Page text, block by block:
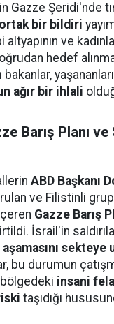
Gazze Şeridi'nde
ortak bir bildiri
altyapının ve
hedef
bakanlar,
ağır bir ihlali
Barış Planı
ABD Başkanı
ve Filistinli
Gazze Barış
İsrail'in
sekteye
bu durumun
bölgedeki insani
taşıdığı